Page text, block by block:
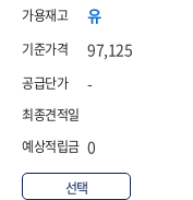
선택
유
97,125
-
0